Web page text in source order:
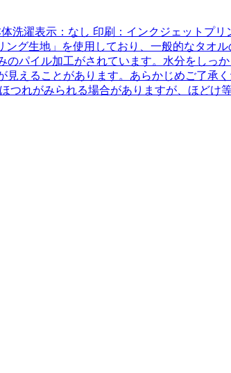
洗濯表示：なし 印刷：インクジェットプ
グ生地」を使用しており、一般的なタオ
パイル加工がされています。水分をしっ
えることがあります。あらかじめご了承
つれがみられる場合がありますが、ほどけ